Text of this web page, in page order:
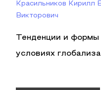
Красильников Кирилл
Викторович
Тенденции и
условиях